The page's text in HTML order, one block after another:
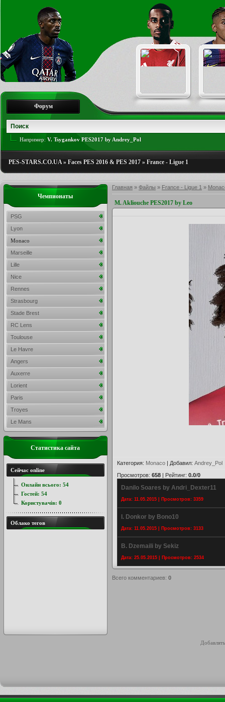
Форум
Например: V. Tsygankov PES2017 by Andrey_Pol
PES-STARS.CO.UA» Faces PES 2016 & PES 2017 » France - Ligue 1
Главная » Файлы » France - Ligue 1 »
M. Akliouche PES2017 by Leo
Категория: Monaco | Добавил: Andrey_Pol
Просмотров: 658 | Рейтинг: 0.0/0
Danilo Soares by Andri_Dexter11
Дата: 11.05.2015 | Просмотров: 3359
I. Donkor by Bono10
Дата: 11.05.2015 | Просмотров: 3133
B. Dzemaili by Sekiz
Дата: 25.05.2015 | Просмотров: 2534
Всего комментариев: 0
Чемпионаты
PSG
Lyon
Monaco
Marseille
Lille
Nice
Rennes
Strasbourg
Stade Brest
RC Lens
Toulouse
Le Havre
Angers
Auxerre
Lorient
Paris
Troyes
Le Mans
Статистика сайта
Сейчас online
Онлайн всього: 54
Гостей: 54
Користувачів: 0
Облако тегов